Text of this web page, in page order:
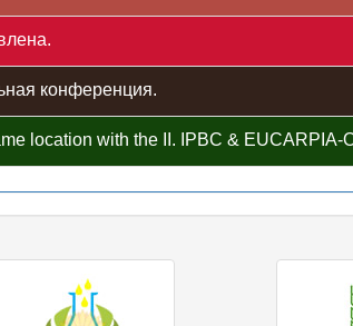
конференция.
location with the II. IPBC & EUCARPIA-